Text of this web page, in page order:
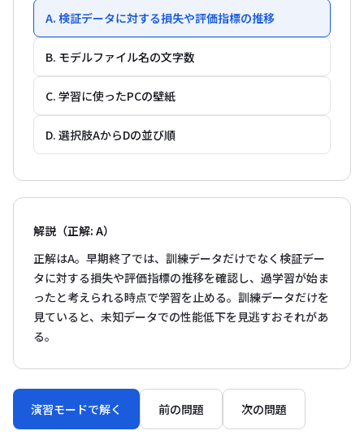
A. 検証データに対する損失や評価指標の推移
B. モデルファイル名の文字数
C. 学習に使ったPCの壁紙
D. 選択肢AからDの並び順
解説（正解: A）
正解はA。早期終了では、訓練データだけでなく検証デー
タに対する損失や評価指標の推移を確認し、過学習が始ま
ったと考えられる時点で学習を止める。訓練データだけを
見ていると、未知データでの性能低下を見逃すおそれがあ
る。
演習モードで解く 前の問題 次の問題